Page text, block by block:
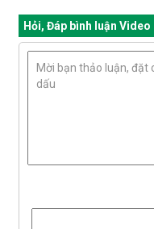
Hỏi, Đáp bình luận Video